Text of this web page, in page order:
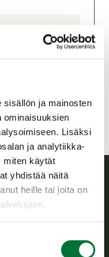
sisällön ja mainosten
ominaisuuksien
Lisäksi
ja analytiikka-
miten käytät
yhdistää näitä
heille tai joita on
riistapolitiikan
julkisista